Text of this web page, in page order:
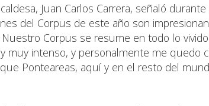
Juan Carlos Carrera, señaló
del Corpus de este año son
Corpus se resume en todo lo
muy intenso, y personalmente me quedo
Ponteareas, aquí y en el resto del